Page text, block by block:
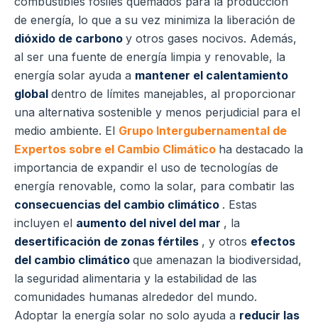
de energía, lo que a su vez minimiza la liberación de
dióxido de carbono y otros gases nocivos. Además,
al ser una fuente de energía limpia y renovable, la
energía solar ayuda a mantener el calentamiento
global dentro de límites manejables, al proporcionar
una alternativa sostenible y menos perjudicial para el
medio ambiente. El Grupo Intergubernamental de
Expertos sobre el Cambio Climático ha destacado la
importancia de expandir el uso de tecnologías de
energía renovable, como la solar, para combatir las
consecuencias del cambio climático . Estas
incluyen el aumento del nivel del mar , la
desertificación de zonas fértiles , y otros efectos
del cambio climático que amenazan la biodiversidad,
la seguridad alimentaria y la estabilidad de las
comunidades humanas alrededor del mundo.
Adoptar la energía solar no solo ayuda a reducir las